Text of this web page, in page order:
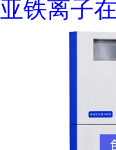
亚铁离子